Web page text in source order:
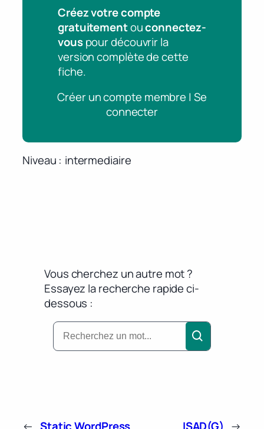
Créez votre compte
gratuitementouconnectez-
vouspour découvrir la
version complète de cette
fiche.
Créer un compte membre | Se
connecter
Niveau intermediaire
Vous cherchez un autre mot ?
Essayez la recherche rapide ci-
dessous :
← Static WordPress ISAD(G) →